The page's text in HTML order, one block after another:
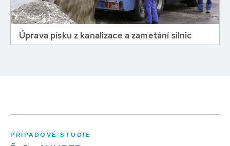
Úprava písku z kanalizace a zametání silnic
PŘÍPADOVÉ STUDIE